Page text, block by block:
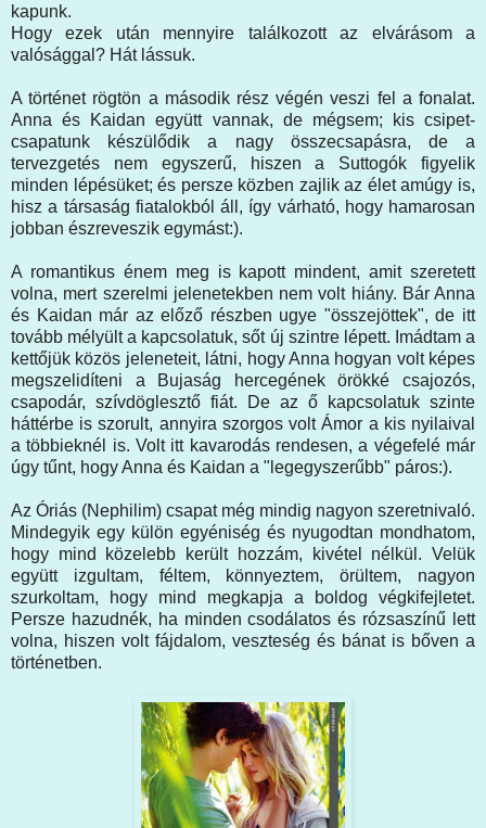
kapunk.
Hogy ezek után mennyire találkozott az elvárásom a
valósággal? Hát lássuk.
A történet rögtön a második rész végén veszi fel a fonalat.
Anna és Kaidan együtt vannak, de mégsem; kis csipet-
csapatunk készülődik a nagy összecsapásra, de a
tervezgetés nem egyszerű, hiszen a Suttogók figyelik
minden lépésüket; és persze közben zajlik az élet amúgy is,
hisz a társaság fiatalokból áll, így várható, hogy hamarosan
jobban észreveszik egymást:).
A romantikus énem meg is kapott mindent, amit szeretett
volna, mert szerelmi jelenetekben nem volt hiány. Bár Anna
és Kaidan már az előző részben ugye "összejöttek", de itt
tovább mélyült a kapcsolatuk, sőt új szintre lépett. Imádtam a
kettőjük közös jeleneteit, látni, hogy Anna hogyan volt képes
megszelidíteni a Bujaság hercegének örökké csajozós,
csapodár, szívdöglesztő fiát. De az ő kapcsolatuk szinte
háttérbe is szorult, annyira szorgos volt Ámor a kis nyilaival
a többieknél is. Volt itt kavarodás rendesen, a végefelé már
úgy tűnt, hogy Anna és Kaidan a "legegyszerűbb" páros:).
Az Óriás (Nephilim) csapat még mindig nagyon szeretnivaló.
Mindegyik egy külön egyéniség és nyugodtan mondhatom,
hogy mind közelebb került hozzám, kivétel nélkül. Velük
együtt izgultam, féltem, könnyeztem, örültem, nagyon
szurkoltam, hogy mind megkapja a boldog végkifejletet.
Persze hazudnék, ha minden csodálatos és rózsaszínű lett
volna, hiszen volt fájdalom, veszteség és bánat is bőven a
történetben.